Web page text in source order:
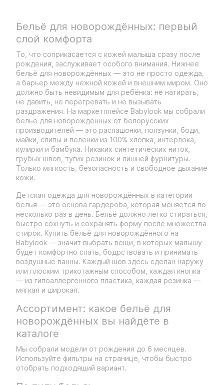
Бельё для новорождённых: первый
слой комфорта
То, что соприкасается с кожей малыша сразу после
рождения, заслуживает особого внимания. Нижнее
бельё для новорождённых — это не просто одежда,
а барьер между нежной кожей и внешним миром. Оно
должно быть невидимым для ребёнка: не натирать,
не давить, не перегревать и не вызывать
раздражения. На маркетплейсе Babylook мы собрали
бельё для новорождённых от белорусских
производителей — это распашонки, ползунки, боди,
майки, слипы и пелёнки из 100% хлопка, интерлока,
кулирки и бамбука. Никаких синтетических ниток,
грубых швов, тугих резинок и лишней фурнитуры.
Только мягкость, безопасность и свободное дыхание
кожи.
Детская одежда для новорождённых в категории
белья — это основа гардероба, которая меняется по
несколько раз в день. Бельё должно легко стираться,
быстро сохнуть и сохранять форму после множества
стирок. Купить бельё для новорождённого на
Babylook — значит выбрать вещи, в которых малышу
будет комфортно спать, бодрствовать и принимать
воздушные ванны. Каждый шов здесь сделан наружу
или плоским трикотажным способом, каждая кнопка
— из гипоаллергенного пластика, каждая резинка —
мягкая и широкая.
Ассортимент: какое бельё для
новорождённых вы найдёте в
каталоге
Мы собрали модели от рождения до 6 месяцев.
Используйте фильтры на странице, чтобы быстро
отобрать подходящий вариант.